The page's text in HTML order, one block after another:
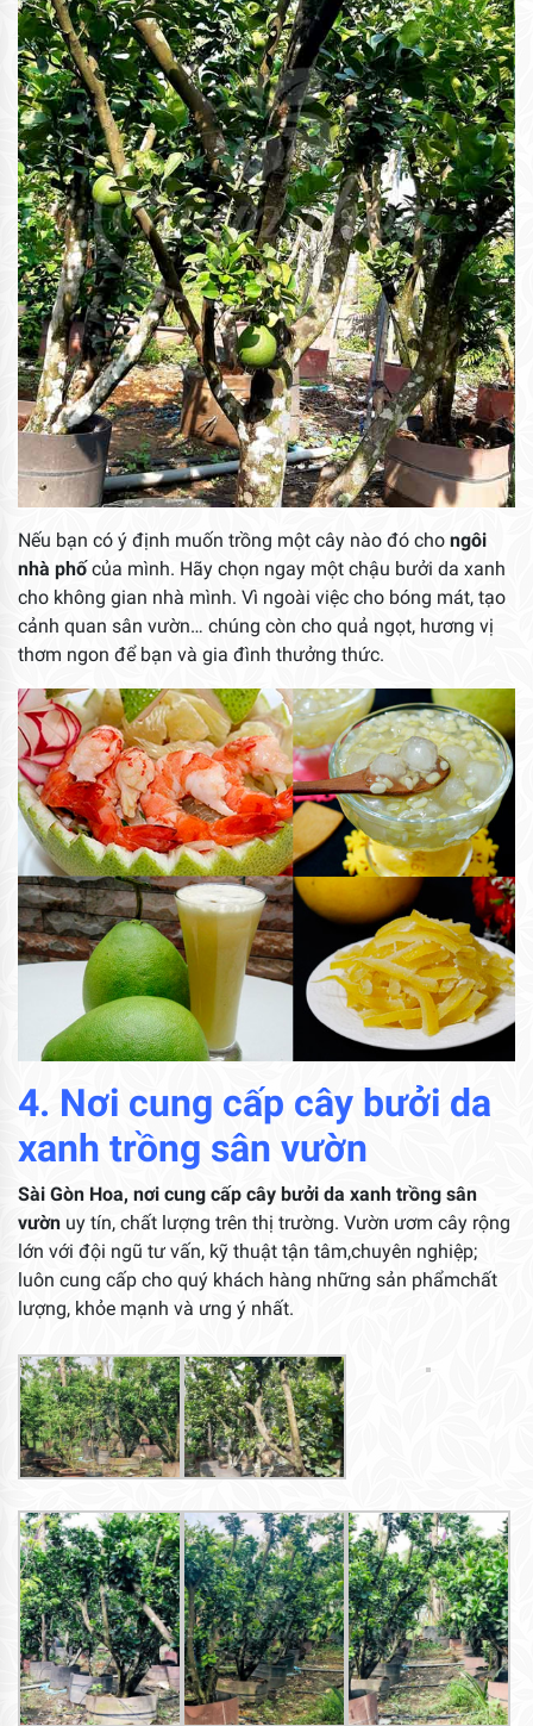
Nếu bạn có ý định muốn trồng một cây nào đó cho ngôi
nhà phốcủa mình. Hãy chọn ngay một chậu bưởi da xanh
cho không gian nhà mình. Vì ngoài việc cho bóng mát, tạo
cảnh quan sân vườn… chúng còn cho quả ngọt, hương vị
thơm ngon để bạn và gia đình thưởng thức.
4. Nơi cung cấp cây bưởi da
xanh trồng sân vườn
Sài Gòn Hoa, nơi cung cấp cây bưởi da xanh trồng sân
vườn uy tín, chất lượng trên thị trường. Vườn ươm cây rộng
lớn với đội ngũ tư vấn, kỹ thuật tận tâm,chuyên nghiệp;
luôn cung cấp cho quý khách hàng những sản phẩmchất
lượng, khỏe mạnh và ưng ý nhất.